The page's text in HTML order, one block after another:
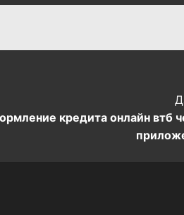
кредита онлайн втб